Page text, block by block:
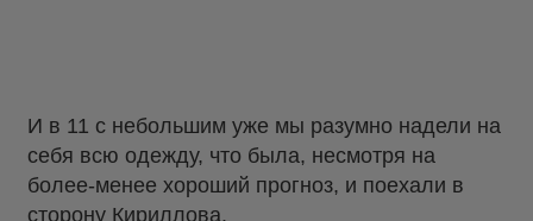
И в 11 с небольшим уже мы разумно надели на
себя всю одежду, что была, несмотря на
более-менее хороший прогноз, и поехали в
сторону Кириллова.